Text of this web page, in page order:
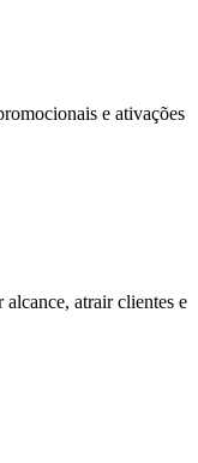
e ativações
atrair clientes e